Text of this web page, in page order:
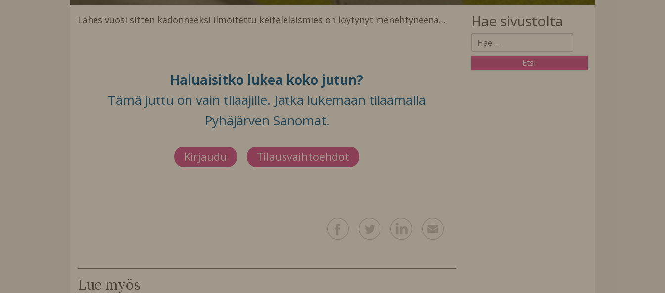
Lähes vuosi sitten kadonneeksi ilmoitettu keiteleläismies on löytynyt menehtyneenä…
Haluaisitko lukea koko jutun?
Tämä juttu on vain tilaajille. Jatka lukemaan tilaamalla
Pyhäjärven Sanomat.
Kirjaudu Tilausvaihtoehdot
Lue myös
Hae sivustolta